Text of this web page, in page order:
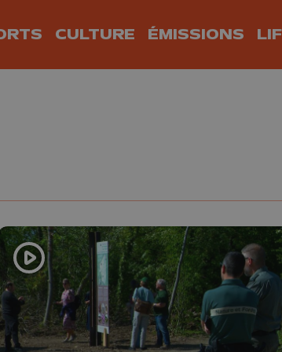
CULTURE ÉMISSIONS